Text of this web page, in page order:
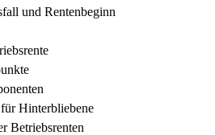
und Rentenbeginn
Hinterbliebene
Betriebsrenten